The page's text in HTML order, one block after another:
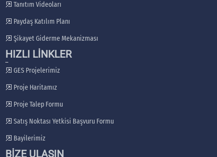
Tanıtım Videoları
Paydaş Katılım Planı
Şikayet Giderme Mekanizması
HIZLI LİNKLER
GES Projelerimiz
Proje Haritamız
Proje Talep Formu
Satış Noktası Yetkisi Başvuru Formu
Bayilerimiz
BİZE ULAŞIN